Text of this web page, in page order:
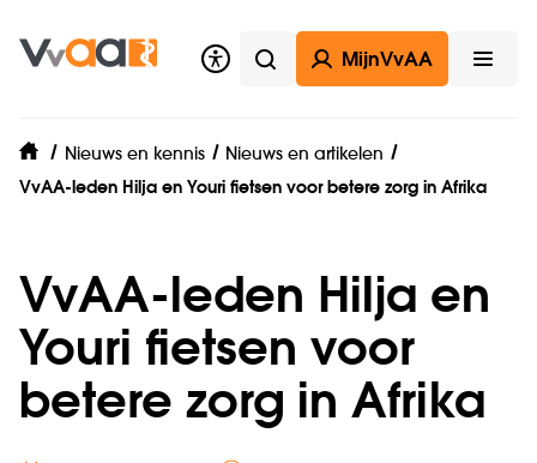
Zoeken
MijnVvAA
home
Nieuws en kennis
Nieuws en artikelen
VvAA-leden Hilja en Youri fietsen voor betere zorg in Afrika
VvAA-leden Hilja en
Youri fietsen voor
betere zorg in Afrika